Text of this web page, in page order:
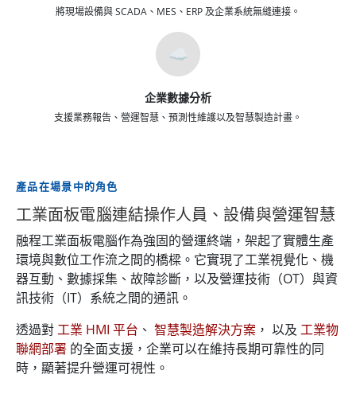
將現場設備與 SCADA、MES、ERP 及企業系統無縫連接。
☁️
企業數據分析
支援業務報告、營運智慧、預測性維護以及智慧製造計畫。
產品在場景中的角色
工業面板電腦連結操作人員、設備與營運智慧
融程工業面板電腦作為強固的營運終端，架起了實體生產
環境與數位工作流之間的橋樑。它實現了工業視覺化、機
器互動、數據採集、故障診斷，以及營運技術（OT）與資
訊技術（IT）系統之間的通訊。
透過對工業 HMI 平台 、 智慧製造解決方案 ， 以及 工業物
聯網部署 的全面支援，企業可以在維持長期可靠性的同
時，顯著提升營運可視性。